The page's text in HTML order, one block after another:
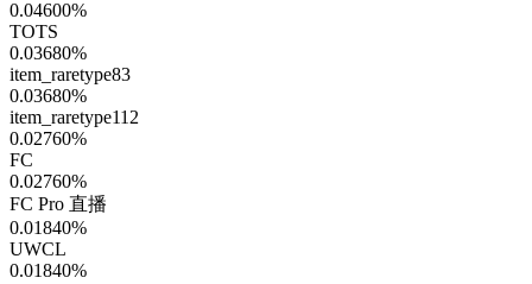
0.04600%
TOTS
0.03680%
item_raretype83
0.03680%
item_raretype112
0.02760%
FC
0.02760%
FC Pro 直播
0.01840%
UWCL
0.01840%